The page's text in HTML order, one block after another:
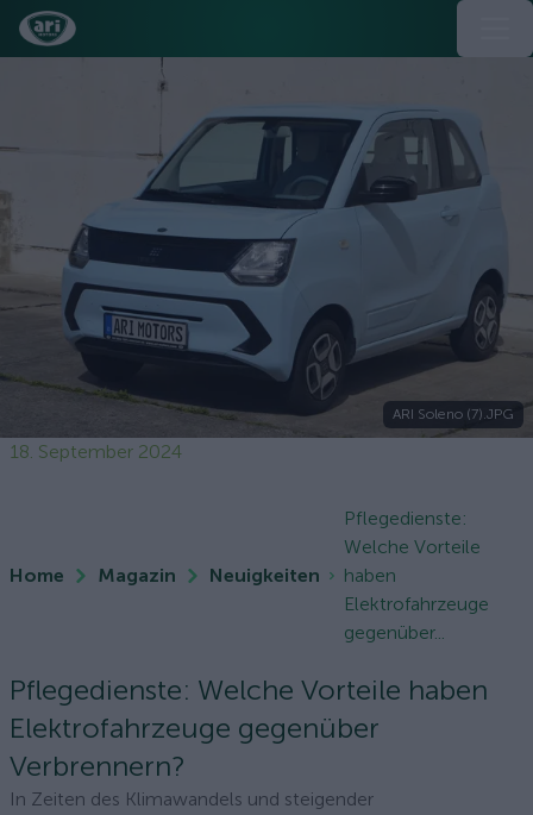
ARI Soleno (7).JPG
18. September 2024
Home Magazin Neuigkeiten
Pflegedienste:
Welche Vorteile
haben
Elektrofahrzeuge
gegenüber...
Pflegedienste: Welche Vorteile haben
Elektrofahrzeuge gegenüber
Verbrennern?
In Zeiten des Klimawandels und steigender